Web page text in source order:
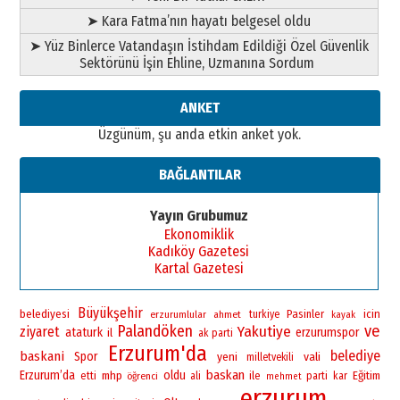
➤ Kara Fatma’nın hayatı belgesel oldu
➤ Yüz Binlerce Vatandaşın İstihdam Edildiği Özel Güvenlik
Sektörünü İşin Ehline, Uzmanına Sordum
ANKET
Üzgünüm, şu anda etkin anket yok.
BAĞLANTILAR
Yayın Grubumuz
Ekonomiklik
Kadıköy Gazetesi
Kartal Gazetesi
belediyesi Büyükşehir erzurumlular ahmet turkiye Pasinler kayak icin
ziyaret ataturk il Palandöken ak parti Yakutiye erzurumspor ve
baskani Spor Erzurum'da yeni milletvekili vali belediye
Erzurum’da etti mhp öğrenci oldu ali baskan ile mehmet parti kar Eğitim